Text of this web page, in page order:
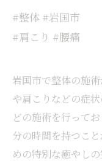
#整体 #岩国市
#肩こり #腰痛
岩国市で整体の施
や肩こりなどの症
どの施術を行って
分の時間を持つこ
めの特別な癒やし